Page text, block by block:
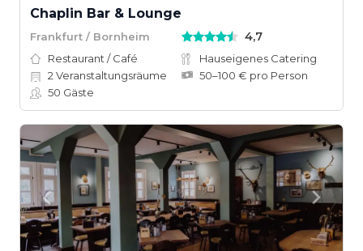
Chaplin Bar & Lounge
Frankfurt / Bornheim 4,7
Restaurant / Café
Hauseigenes Catering
2 Veranstaltungsräume
50–100 € pro Person
50 Gäste